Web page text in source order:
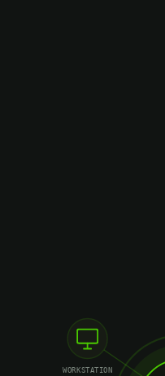
WORKSTATION